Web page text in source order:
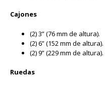
Cajones
(2) 3” (76 mm de altura).
(2) 6” (152 mm de altura).
(2) 9” (229 mm de altura).
Ruedas